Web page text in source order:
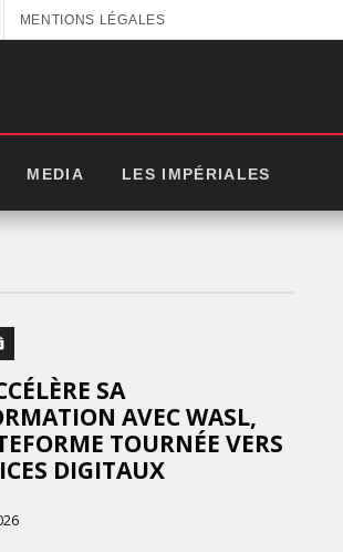
MENTIONS LÉGALES
MEDIA LES IMPÉRIALES
SA
AVEC WASL,
TOURNÉE VERS
DIGITAUX
AFRICA : LES NOUVELLES
AFRICAINE